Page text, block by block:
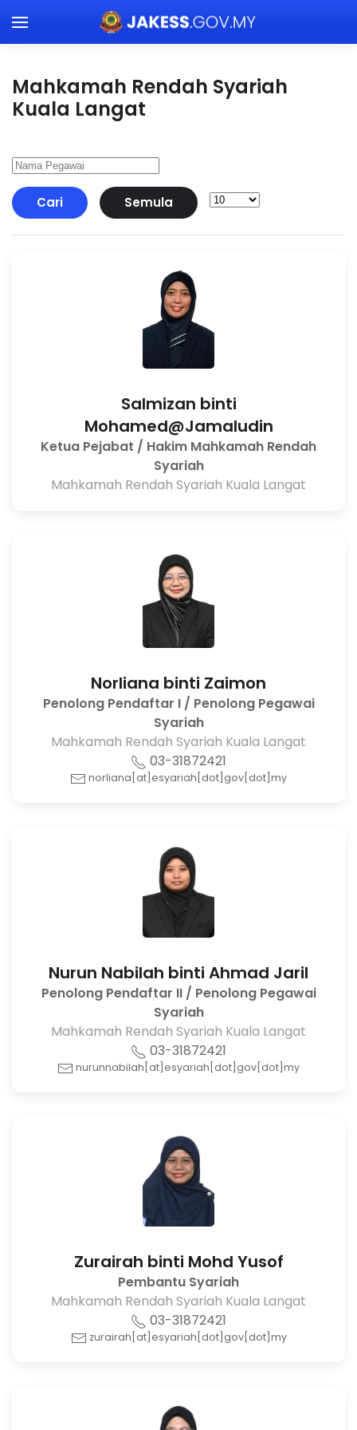
Skip to main content
Mahkamah Rendah Syariah
Kuala Langat
Cari Semula
Salmizan binti
Mohamed@Jamaludin
Ketua Pejabat / Hakim Mahkamah Rendah
Syariah
Mahkamah Rendah Syariah Kuala Langat
Norliana binti Zaimon
Penolong Pendaftar I / Penolong Pegawai
Syariah
Mahkamah Rendah Syariah Kuala Langat
03-31872421
norliana[at]esyariah[dot]gov[dot]my
Nurun Nabilah binti Ahmad Jaril
Penolong Pendaftar II / Penolong Pegawai
Syariah
Mahkamah Rendah Syariah Kuala Langat
03-31872421
nurunnabilah[at]esyariah[dot]gov[dot]my
Zurairah binti Mohd Yusof
Pembantu Syariah
Mahkamah Rendah Syariah Kuala Langat
03-31872421
zurairah[at]esyariah[dot]gov[dot]my